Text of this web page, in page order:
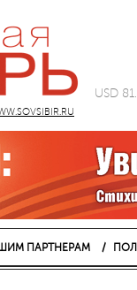
USD
ПАРТНЕРАМ